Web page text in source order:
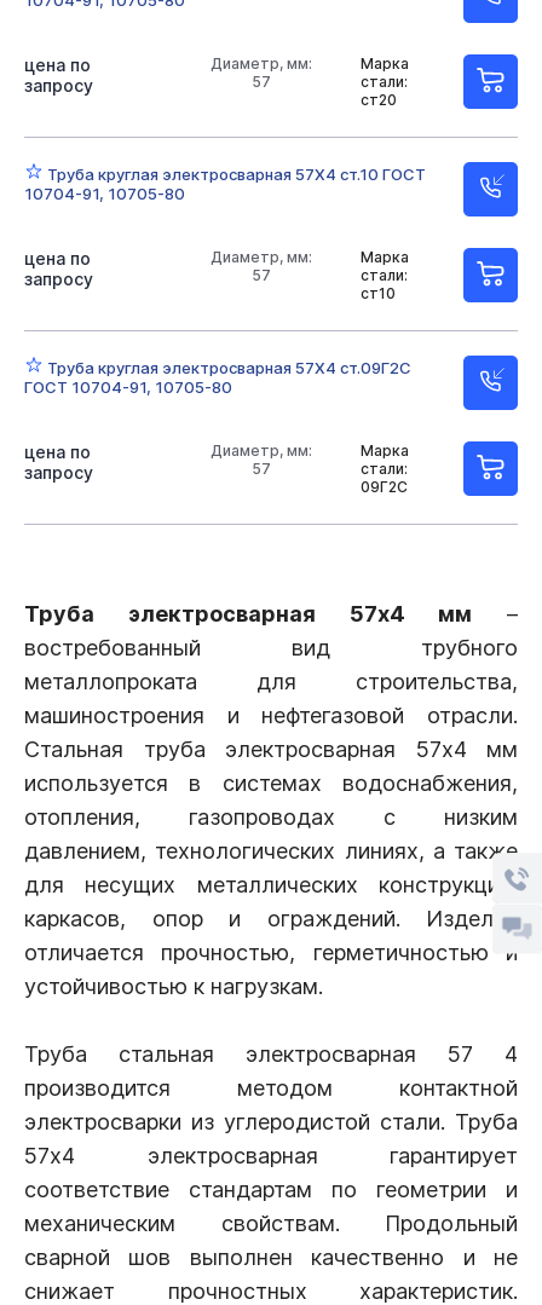
Неоцинкованные
57х3 ОЦ 76х3,5 89х4
159х6
219х8
Марка
стали:
ст20
Диаметр, мм:
57
цена по
запросу
Труба круглая электросварная 57Х4 ст.10 ГОСТ
10704-91, 10705-80
Марка
стали:
ст10
Диаметр, мм:
57
цена по
запросу
Труба круглая электросварная 57Х4 ст.09Г2С
ГОСТ 10704-91, 10705-80
Марка
стали:
09Г2С
Диаметр, мм:
57
цена по
запросу
Труба электросварная 57х4 мм –
востребованный вид трубного
металлопроката для строительства,
машиностроения и нефтегазовой отрасли.
Стальная труба электросварная 57х4 мм
используется в системах водоснабжения,
отопления, газопроводах с низким
давлением, технологических линиях, а также
для несущих металлических конструкций,
каркасов, опор и ограждений. Изделие
отличается прочностью, герметичностью и
устойчивостью к нагрузкам.
Труба стальная электросварная 57 4
производится методом контактной
электросварки из углеродистой стали. Труба
57х4 электросварная гарантирует
соответствие стандартам по геометрии и
механическим свойствам. Продольный
сварной шов выполнен качественно и не
снижает прочностных характеристик.